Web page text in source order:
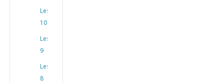
Les
10
Les
9
Les
8